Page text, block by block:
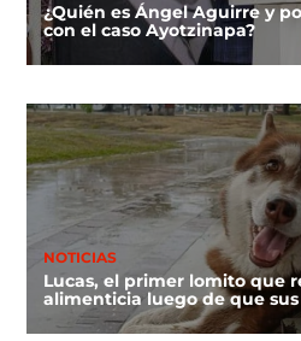
¿Quién es Ángel Aguirre y
con el caso Ayotzinapa?
NOTICIAS
Lucas, el primer lomito que
alimenticia luego de que